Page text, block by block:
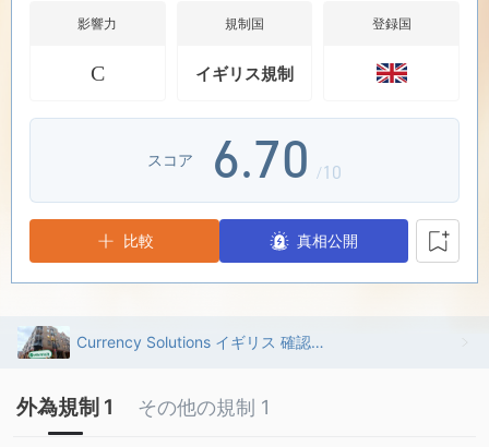
影響力
C
規制国
イギリス規制
登録国
スコア
4
5
6
7
8
9
.
5
6
7
8
9
0
1
2
3
/10
比較 真相公開
Currency Solutions イギリス 確認済み: 営業所確認済み
外為規制 1 その他の規制 1